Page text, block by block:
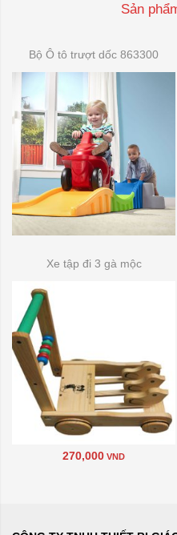
Sản
Bộ Ô tô trượt dốc 863300
Xe tập đi 3 gà mộc
270,000 VND